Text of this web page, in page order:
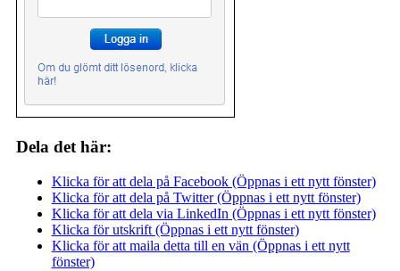
Dela det här:
Klicka för att dela på Facebook (Öppnas i ett nytt fönster)
Klicka för att dela på Twitter (Öppnas i ett nytt fönster)
Klicka för att dela via LinkedIn (Öppnas i ett nytt fönster)
Klicka för utskrift (Öppnas i ett nytt fönster)
Klicka för att maila detta till en vän (Öppnas i ett nytt
fönster)